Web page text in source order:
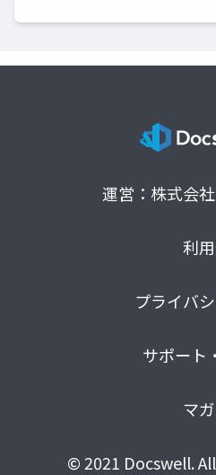
運営：株式会
利
プライバ
サポート
マ
© 2021 Docswell.